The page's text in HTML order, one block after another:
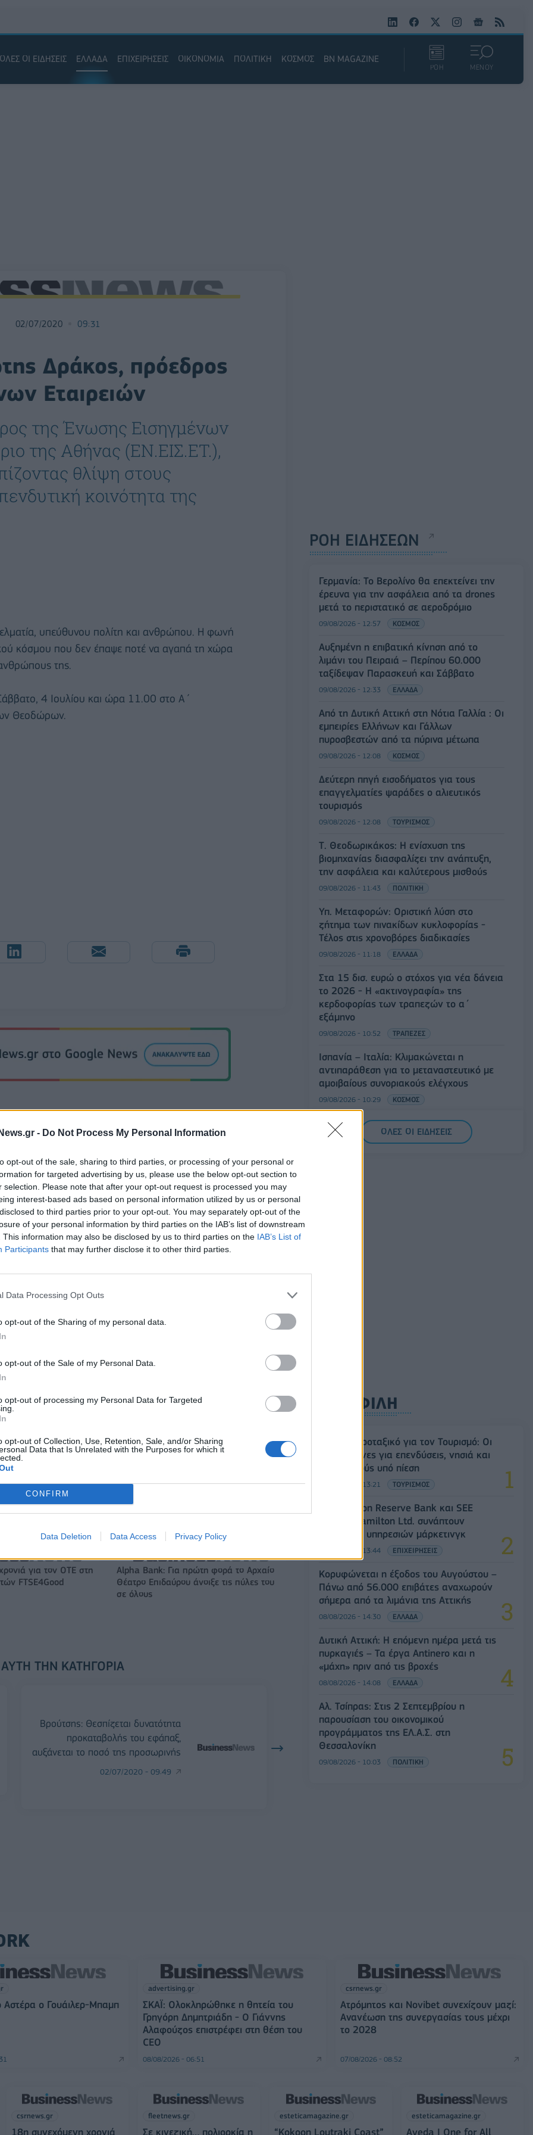
- Do Not Process My Personal Information
opt-out of the sale, sharing to third parties, or processing of your personal or
for targeted advertising by us, please use the below opt-out section to
selection. Please note that after your opt-out request is processed you may
interest-based ads based on personal information utilized by us or personal
to third parties prior to your opt-out. You may separately opt-out of the
of your personal information by third parties on the IAB’s list of downstream
This information may also be disclosed by us to third parties on the IAB’s List of
Participants that may further disclose it to other third parties.
Data Processing Opt Outs
opt-out of the Sharing of my personal data.
opt-out of the Sale of my Personal Data.
opt-out of processing my Personal Data for Targeted
opt-out of Collection, Use, Retention, Sale, and/or Sharing
Data that Is Unrelated with the Purposes for which it
CONFIRM
Data Deletion Data Access Privacy Policy
ΟΛΕΣ ΟΙ ΕΙΔΗΣΕΙΣ ΕΛΛΑΔΑ ΕΠΙΧΕΙΡΗΣΕΙΣ ΟΙΚΟΝΟΜΙΑ ΠΟΛΙΤΙΚΗ ΚΟΣΜΟΣ BN MAGAZINE
ΡΟΗ ΜΕΝΟΥ
02/07/2020 09:31
Δράκος, πρόεδρος
Εταιρειών
της Ένωσης Εισηγμένων
της Αθήνας (ΕΝ.ΕΙΣ.ΕΤ.),
θλίψη στους
κοινότητα της
υπεύθυνου πολίτη και ανθρώπου. Η φωνή
κόσμου που δεν έπαψε ποτέ να αγαπά τη χώρα
της.
4 Ιουλίου και ώρα 11.00 στο Α΄
Θεοδώρων.
για
ΑΠΕ άνω των 2 GW
Fourlis: Συμφωνία για την πώληση
συμμετοχής στο Sofia South Ring Mall
έναντι 49,35 εκατ. ευρώ
Media: Με ενίσχυση 8 εκατ. ευρώ σε 451 επιχειρήσεις ξεκίνησε
η ευρωπαϊκή
Ευρωμπάσκετ U16 (live stream)
Τράπεζα: Με
ανοίγει δρόμο για
Υπ. Μεταφορών: Οριστική λύση στο
για τον ΟΤΕ στη
FTSE4Good
Alpha Bank: Για πρώτη φορά το Αρχαίο
Θέατρο Επιδαύρου άνοιξε τις πύλες του
σε όλους
ΤΗΝ ΚΑΤΗΓΟΡΊΑ
Βρούτσης: Θεσπίζεται δυνατότητα
προκαταβολής του εφάπαξ,
αυξάνεται το ποσό της προσωρινής
02/07/2020 - 09:49
ΡΟΗ ΕΙΔΗΣΕΩΝ
Γερμανία: Το Βερολίνο θα επεκτείνει την
έρευνα για την ασφάλεια από τα drones
μετά το περιστατικό σε αεροδρόμιο
09/08/2026 - 12:57 ΚΟΣΜΟΣ
Αυξημένη η επιβατική κίνηση από το
λιμάνι του Πειραιά – Περίπου 60.000
ταξίδεψαν Παρασκευή και Σάββατο
09/08/2026 - 12:33 ΕΛΛΑΔΑ
Από τη Δυτική Αττική στη Νότια Γαλλία : Οι
εμπειρίες Ελλήνων και Γάλλων
πυροσβεστών από τα πύρινα μέτωπα
09/08/2026 - 12:08 ΚΟΣΜΟΣ
Δεύτερη πηγή εισοδήματος για τους
επαγγελματίες ψαράδες ο αλιευτικός
τουρισμός
09/08/2026 - 12:08 ΤΟΥΡΙΣΜΟΣ
Τ. Θεοδωρικάκος: Η ενίσχυση της
βιομηχανίας διασφαλίζει την ανάπτυξη,
την ασφάλεια και καλύτερους μισθούς
09/08/2026 - 11:43 ΠΟΛΙΤΙΚΗ
Υπ. Μεταφορών: Οριστική λύση στο
ζήτημα των πινακίδων κυκλοφορίας -
Τέλος στις χρονοβόρες διαδικασίες
09/08/2026 - 11:18 ΕΛΛΑΔΑ
Στα 15 δισ. ευρώ ο στόχος για νέα δάνεια
το 2026 - Η «ακτινογραφία» της
κερδοφορίας των τραπεζών το α΄
εξάμηνο
09/08/2026 - 10:52 ΤΡΑΠΕΖΕΣ
Ισπανία – Ιταλία: Κλιμακώνεται η
αντιπαράθεση για το μεταναστευτικό με
αμοιβαίους συνοριακούς ελέγχους
09/08/2026 - 10:29 ΚΟΣΜΟΣ
Αλ. Τσίπρας: Στις 2 Σεπτεμβρίου η
παρουσίαση του οικονομικού
ΟΛΕΣ ΟΙ ΕΙΔΗΣΕΙΣ
ΔΗΜΟΦΙΛΗ
Ειδικό Χωροταξικό για τον Τουρισμό: Οι
νέοι κανόνες για επενδύσεις, νησιά και
προορισμούς υπό πίεση
08/08/2026 - 13:21 ΤΟΥΡΙΣΜΟΣ
Οι Hamilton Reserve Bank και SEE
Capital Hamilton Ltd. συνάπτουν
συμφωνία υπηρεσιών μάρκετινγκ
08/08/2026 - 13:44 ΕΠΙΧΕΙΡΗΣΕΙΣ
Κορυφώνεται η έξοδος του Αυγούστου –
Πάνω από 56.000 επιβάτες αναχωρούν
σήμερα από τα λιμάνια της Αττικής
08/08/2026 - 14:30 ΕΛΛΑΔΑ
Δυτική Αττική: Η επόμενη ημέρα μετά τις
πυρκαγιές – Τα έργα Antinero και η
«μάχη» πριν από τις βροχές
08/08/2026 - 14:08 ΕΛΛΑΔΑ
Αλ. Τσίπρας: Στις 2 Σεπτεμβρίου η
παρουσίαση του οικονομικού
προγράμματος της ΕΛ.Α.Σ. στη
Θεσσαλονίκη
09/08/2026 - 10:03 ΠΟΛΙΤΙΚΗ
Αστέρα ο Γουάιλερ-Μπαμπ
advertising.gr
ΣΚΑΪ: Ολοκληρώθηκε η θητεία του
Γρηγόρη Δημητριάδη - Ο Γιάννης
Αλαφούζος επιστρέφει στη θέση του
CEO
08/08/2026 - 06:51
csrnews.gr
Ατρόμητος και Novibet συνεχίζουν μαζί:
Ανανέωση της συνεργασίας τους μέχρι
το 2028
07/08/2026 - 08:52
csrnews.gr
18η συνεχόμενη χρονιά
fleetnews.gr
Σε κινεζική… πολιορκία η
esteticamagazine.gr
“Kokoon Loutraki Coast”
esteticamagazine.gr
Aveda I One for All